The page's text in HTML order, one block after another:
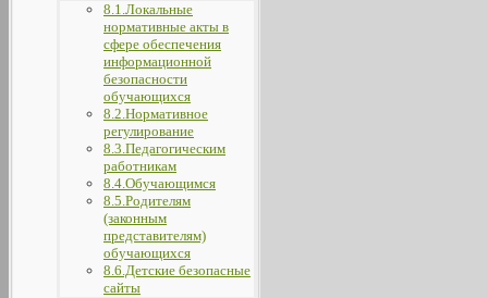
8.1.Локальные
нормативные акты в
сфере обеспечения
информационной
безопасности
обучающихся
8.2.Нормативное
регулирование
8.3.Педагогическим
работникам
8.4.Обучающимся
8.5.Родителям
(законным
представителям)
обучающихся
8.6.Детские безопасные
сайты